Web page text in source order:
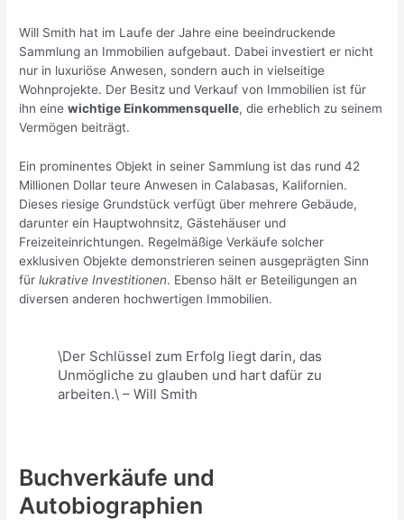
Will Smith hat im Laufe der Jahre eine beeindruckende
Sammlung an Immobilien aufgebaut. Dabei investiert er nicht
nur in luxuriöse Anwesen, sondern auch in vielseitige
Wohnprojekte. Der Besitz und Verkauf von Immobilien ist für
ihn einewichtige Einkommensquelle, die erheblich zu seinem
Vermögen beiträgt.
Ein prominentes Objekt in seiner Sammlung ist das rund 42
Millionen Dollar teure Anwesen in Calabasas, Kalifornien.
Dieses riesige Grundstück verfügt über mehrere Gebäude,
darunter ein Hauptwohnsitz, Gästehäuser und
Freizeiteinrichtungen. Regelmäßige Verkäufe solcher
exklusiven Objekte demonstrieren seinen ausgeprägten Sinn
fürlukrative Investitionen. Ebenso hält er Beteiligungen an
diversen anderen hochwertigen Immobilien.
\Der Schlüssel zum Erfolg liegt darin, das
Unmögliche zu glauben und hart dafür zu
arbeiten.\ – Will Smith
Buchverkäufe und
Autobiographien